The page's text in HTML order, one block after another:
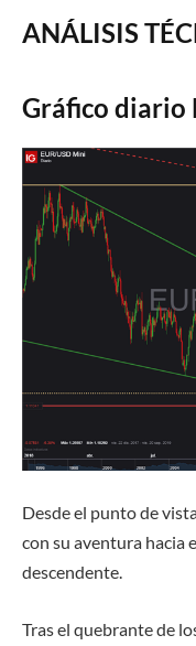
ANÁLISIS
Gráfico diario
Desde el punto de
con su aventura hacia
descendente.
Tras el quebrante de